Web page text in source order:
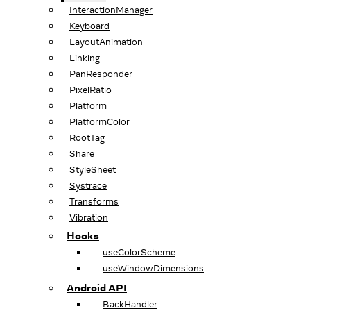
InteractionManager
Keyboard
LayoutAnimation
Linking
PanResponder
PixelRatio
Platform
PlatformColor
RootTag
Share
StyleSheet
Systrace
Transforms
Vibration
Hooks
useColorScheme
useWindowDimensions
Android API
BackHandler